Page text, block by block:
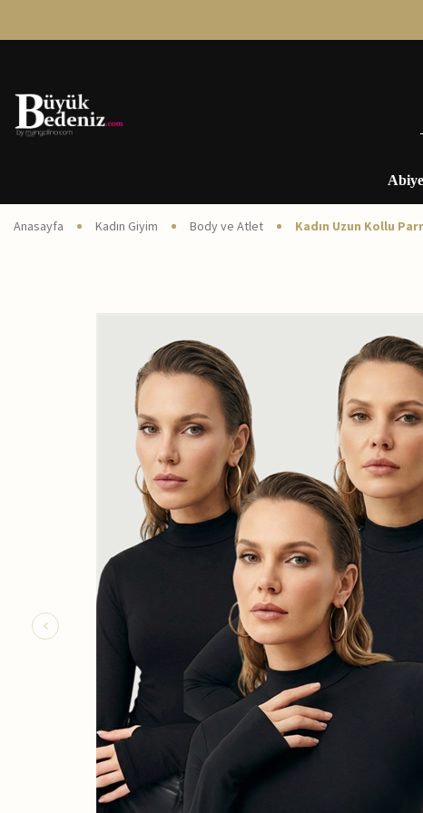
Anasayfa Kadın Giyim Body ve Atlet Kadın Uzun Kollu